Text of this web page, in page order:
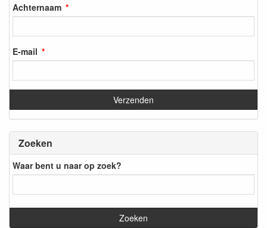
Achternaam
E-mail
Zoeken
Waar bent u naar op zoek?